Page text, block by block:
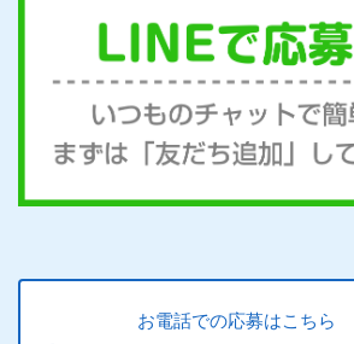
お電話での応募はこちら